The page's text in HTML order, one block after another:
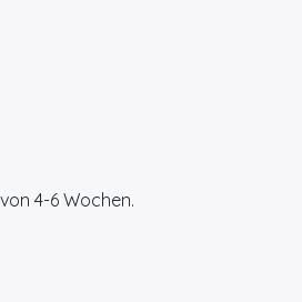
4-6 Wochen.